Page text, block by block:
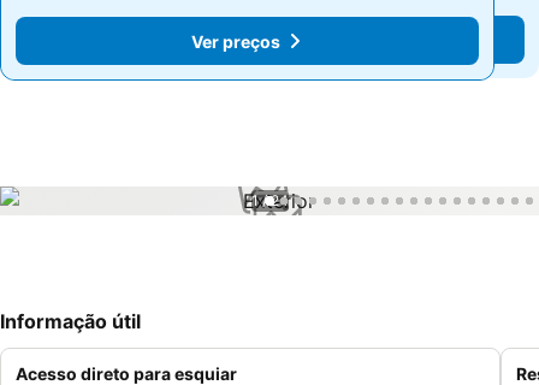
Ver preços
Ver preços
1 / 24
Informação útil
Acesso direto para esquiar